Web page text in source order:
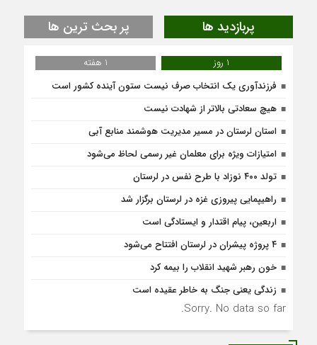
پربازدید ها پر بحث ترین ها
1 روز
1 هفته
فرزندآوری یک انتخاب صرف نیست ستون آینده کشور است
هیچ سعادتی بالاتر از شهادت نیست
استان لرستان در مسیر مدیریت هوشمند منابع آبی
امتیازات ویژه برای معلمان غیر رسمی لحاظ می‌شود
تولد ۴۰۰ نوزاد با طرح نفس در لرستان
راهیپمایی پیروزی غزه در لرستان برگزار شد
اربعین، پیام اقتدار و ایستادگی است
۴ پروژه پیشران در لرستان افتتاح می‌شود
خون رهبر شهید انقلاب را بیمه کرد
زندگی یعنی جنگ به‌ خاطر عقیده است
Sorry. No data so far.